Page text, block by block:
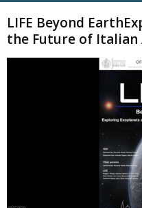
LIFE Beyond
the Future of